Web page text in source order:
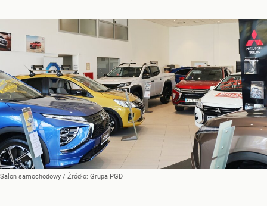
Salon samochodowy / Źródło: Grupa PGD